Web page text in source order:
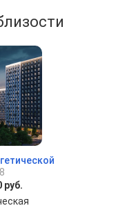
руб.